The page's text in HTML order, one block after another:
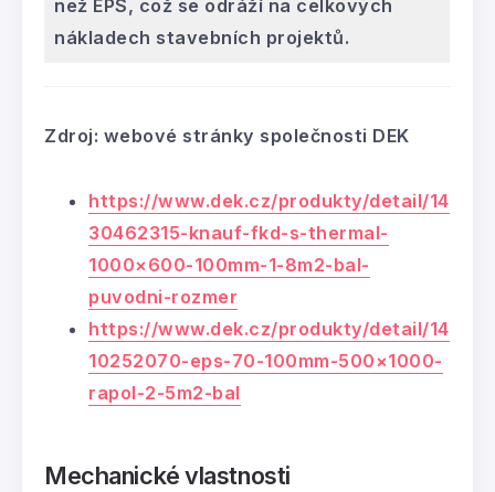
než EPS, což se odráží na celkových
nákladech stavebních projektů.
Zdroj: webové stránky společnosti DEK
https://www.dek.cz/produkty/detail/14
30462315-knauf-fkd-s-thermal-
1000×600-100mm-1-8m2-bal-
puvodni-rozmer
https://www.dek.cz/produkty/detail/14
10252070-eps-70-100mm-500×1000-
rapol-2-5m2-bal
Mechanické vlastnosti